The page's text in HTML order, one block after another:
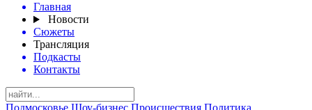
Главная
Новости
Сюжеты
Трансляция
Подкасты
Контакты